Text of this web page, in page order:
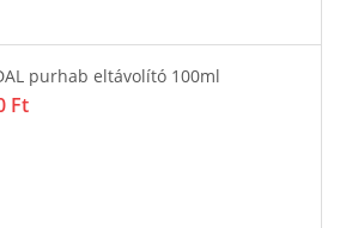
Lakat ABUS GRÁNIT 37/55 55 mm